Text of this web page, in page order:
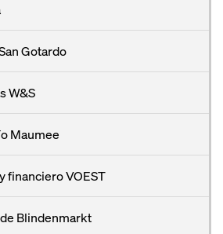
Gotardo
W&S
Maumee
financiero VOEST
Blindenmarkt